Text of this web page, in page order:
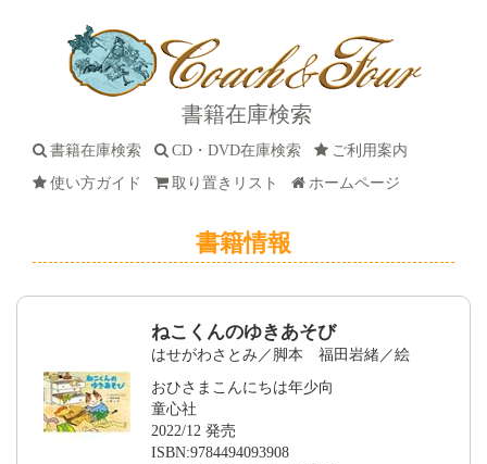
書籍在庫検索
書籍在庫検索 CD・DVD在庫検索
ご利用案内
使い方ガイド
取り置きリスト ホームページ
書籍情報
ねこくんのゆきあそび
はせがわさとみ／脚本 福田岩緒／絵
おひさまこんにちは年少向
童心社
2022/12 発売
ISBN:9784494093908